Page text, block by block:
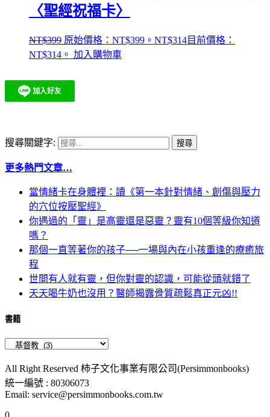
〈聖經祝福卡〉
NT$399 原始價格：NT$399。 NT$314目前價格：
NT$314。 加入購物車
搜尋關鍵字:
更多熱門文章…
當情緒卡在身體裡：讀《第一本針對情緒、創傷與壓力
的穴位按壓聖經》
你遇過的「靈」是高靈還是惡靈？靈有10個等級你知道
嗎？
那個一直等著你的孩子──一場與內在小孩重逢的療癒旅
程
世間有人就有靈，但你對靈的認識，可能從頭就錯了
天天喝牛奶也沒用？醫師揭露骨質疏鬆真正元凶!!
書籍
All Right Reserved 柿子文化事業有限公司(Persimmonbooks)
統一編號 : 80306073
Email: service@persimmonbooks.com.tw
0